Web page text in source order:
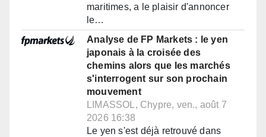
maritimes, a le plaisir d'annoncer
le…
Analyse de FP Markets : le yen
japonais à la croisée des
chemins alors que les marchés
s'interrogent sur son prochain
mouvement
LIMASSOL, Chypre, ven., août 7
2026 16:38
Le yen s'est déjà retrouvé dans